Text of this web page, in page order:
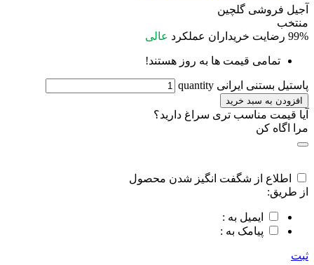
آجیل فروشی گلچین
منتخب
99% رضایت خریداران عملکرد عالی
تمامی قیمت ها به روز هستند!
پاستیل بستنی ایرانی quantity
افزودن به سبد خرید
آیا قیمت مناسب تری سراغ دارید؟
مرا اگاه کن
اطلاع از شگفت انگیز شدن محصول
از طریق:
ایمیل به :
پیامک به :
ثبت